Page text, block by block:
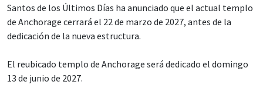
Santos de los Últimos Días ha anunciado que el actual templo
de Anchorage cerrará el 22 de marzo de 2027, antes de la
dedicación de la nueva estructura.
El reubicado templo de Anchorage será dedicado el domingo
13 de junio de 2027.